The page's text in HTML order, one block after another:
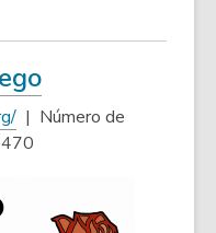
d
,
opens
window
,
o
| Número de